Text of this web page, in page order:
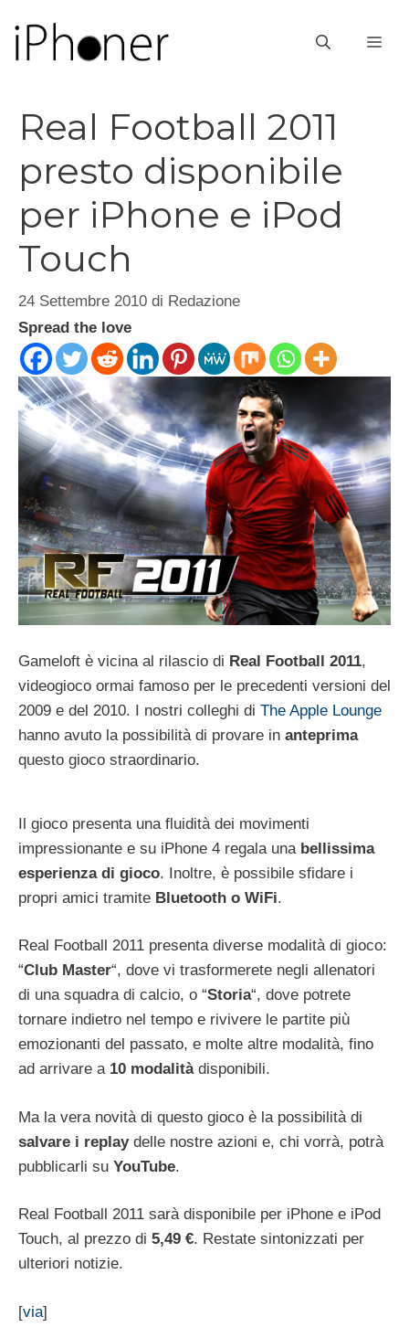
contenuto
Real Football 2011
presto disponibile
per iPhone e iPod
Touch
24 Settembre 2010 di Redazione
Spread the love
Gameloft è vicina al rilascio di Real Football 2011,
videogioco ormai famoso per le precedenti versioni del
2009 e del 2010. I nostri colleghi di The Apple Lounge
hanno avuto la possibilità di provare in anteprima
questo gioco straordinario.
Il gioco presenta una fluidità dei movimenti
impressionante e su iPhone 4 regala una bellissima
esperienza di gioco. Inoltre, è possibile sfidare i
propri amici tramite Bluetooth o WiFi.
Real Football 2011 presenta diverse modalità di gioco:
“Club Master“, dove vi trasformerete negli allenatori
di una squadra di calcio, o “Storia“, dove potrete
tornare indietro nel tempo e rivivere le partite più
emozionanti del passato, e molte altre modalità, fino
ad arrivare a10 modalità disponibili.
Ma la vera novità di questo gioco è la possibilità di
salvare i replaydelle nostre azioni e, chi vorrà, potrà
pubblicarli su YouTube.
Real Football 2011 sarà disponibile per iPhone e iPod
Touch, al prezzo di 5,49 €. Restate sintonizzati per
ulteriori notizie.
[via]